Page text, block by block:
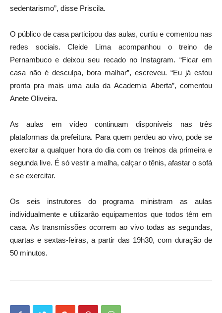
sedentarismo”, disse Priscila.
O público de casa participou das aulas, curtiu e comentou nas
redes sociais. Cleide Lima acompanhou o treino de
Pernambuco e deixou seu recado no Instagram. “Ficar em
casa não é desculpa, bora malhar”, escreveu. “Eu já estou
pronta pra mais uma aula da Academia Aberta”, comentou
Anete Oliveira.
As aulas em vídeo continuam disponíveis nas três
plataformas da prefeitura. Para quem perdeu ao vivo, pode se
exercitar a qualquer hora do dia com os treinos da primeira e
segunda live. É só vestir a malha, calçar o tênis, afastar o sofá
e se exercitar.
Os seis instrutores do programa ministram as aulas
individualmente e utilizarão equipamentos que todos têm em
casa. As transmissões ocorrem ao vivo todas as segundas,
quartas e sextas-feiras, a partir das 19h30, com duração de
50 minutos.